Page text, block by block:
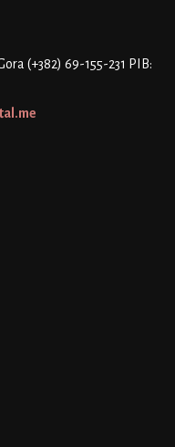
(+382) 69-155-231 PIB: